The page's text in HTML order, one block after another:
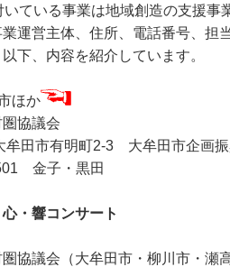
ている事業は地域創造の支援事
運営主体、住所、電話番号、担
下、内容を紹介しています。
ほか
協議会
田市有明町2-3 大牟田市企画振
金子・黒田
・響コンサート
協議会（大牟田市・柳川市・瀬